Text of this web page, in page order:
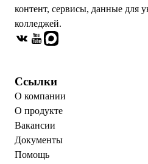
контент, сервисы, данные для
колледжей.
Ссылки
О компании
О продукте
Вакансии
Документы
Помощь